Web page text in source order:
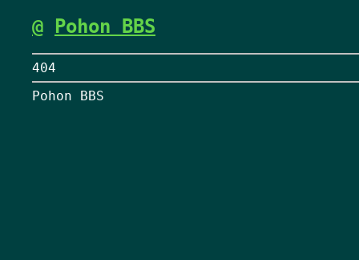
@ Pohon BBS
404
Pohon BBS